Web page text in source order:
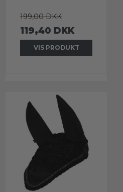
199,00 DKK
119,40 DKK
VIS PRODUKT